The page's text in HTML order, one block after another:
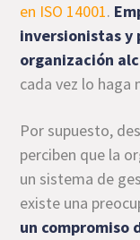
en ISO 14001.
inversionistas y
organización
cada vez lo haga
Por supuesto,
perciben que la
un sistema de
existe una
un compromiso